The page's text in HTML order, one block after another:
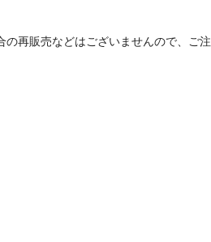
再販売などはございませんので、ご注